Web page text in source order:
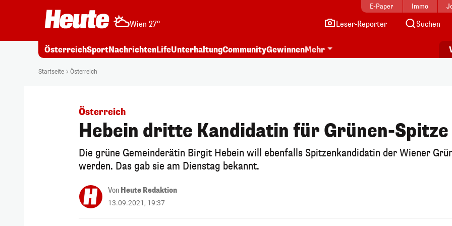
E-Paper Immo
Wien 27° Leser-Reporter Suchen
ÖsterreichSportNachrichtenLifeUnterhaltungCommunityGewinnenMehr
Startseite Österreich
Österreich
Hebein dritte Kandidatin für Grünen-Spitze
Die grüne Gemeinderätin Birgit Hebein will ebenfalls Spitzenkandidatin der Wiener
werden. Das gab sie am Dienstag bekannt.
Von Heute Redaktion
13.09.2021, 19:37